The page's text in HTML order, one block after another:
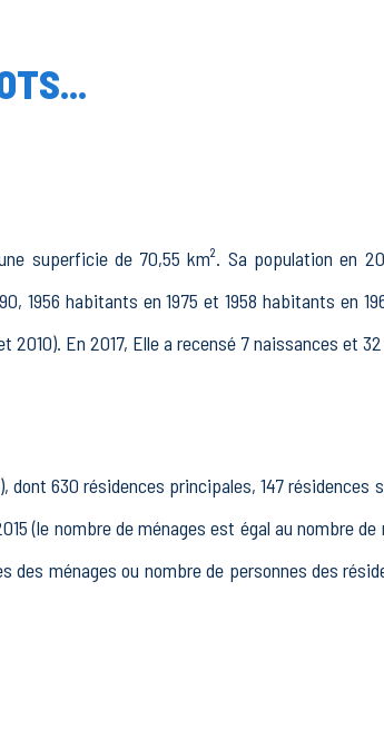
superficie de 70,55 km². Sa population en
1956 habitants en 1975 et 1958 habitants en
2010). En 2017, Elle a recensé 7 naissances et
dont 630 résidences principales, 147
(le nombre de ménages est égal au nombre
des ménages ou nombre de personnes des